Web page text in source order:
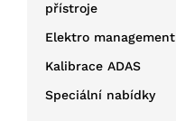
přístroje
Elektro management
Kalibrace ADAS
Speciální nabídky